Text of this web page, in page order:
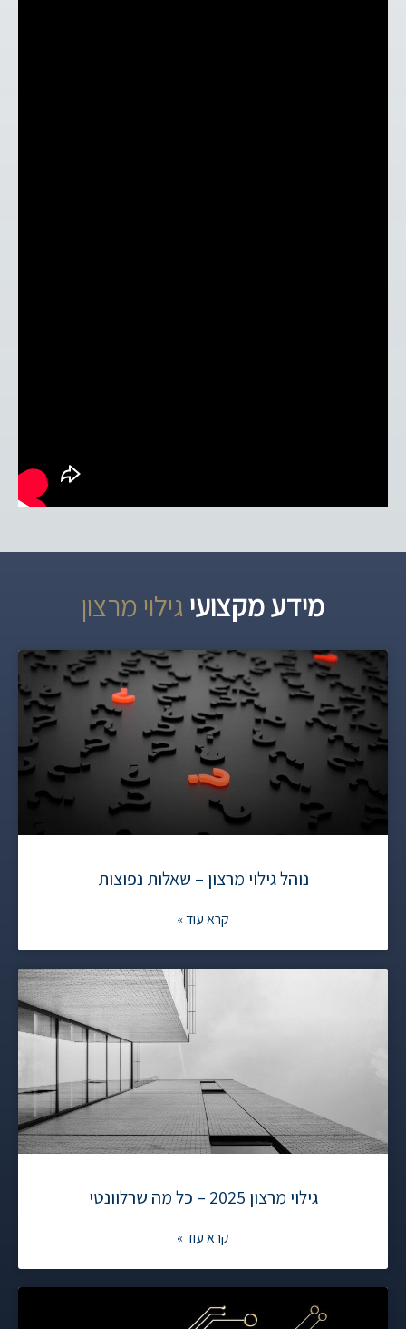
מידע מקצועי גילוי מרצון
נוהל גילוי מרצון – שאלות נפוצות
קרא עוד »
גילוי מרצון 2025 – כל מה שרלוונטי
קרא עוד »